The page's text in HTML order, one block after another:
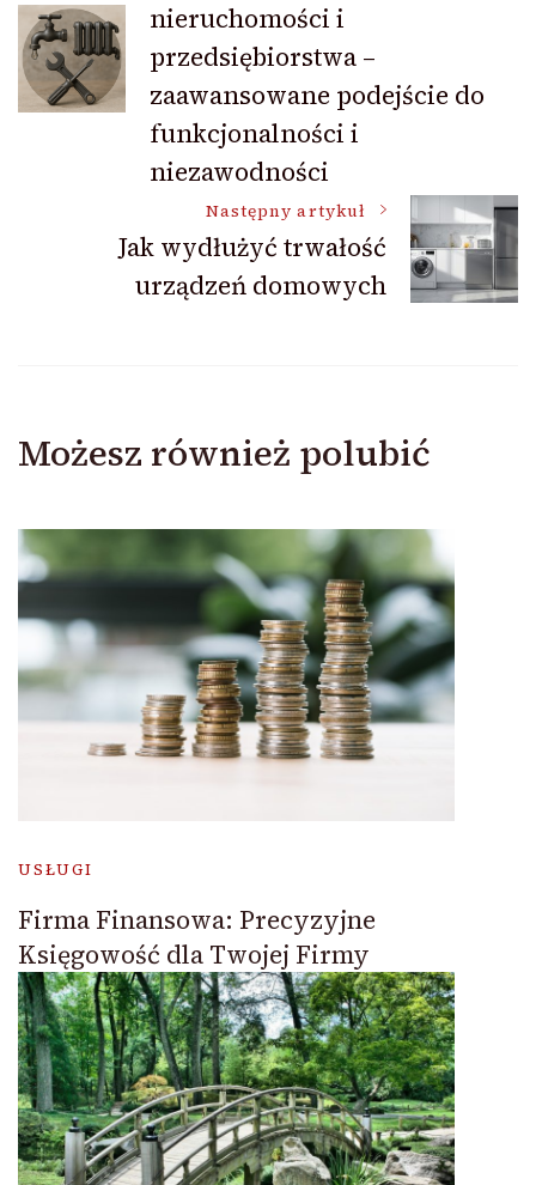
wpisunieruchomości i
przedsiębiorstwa –
zaawansowane podejście do
funkcjonalności i
niezawodności
Następny artykuł
Jak wydłużyć trwałość
urządzeń domowych
Możesz również polubić
USŁUGI
Firma Finansowa: Precyzyjne
Księgowość dla Twojej Firmy